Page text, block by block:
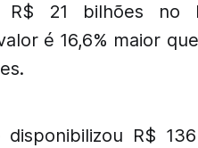
R$ 21 bilhões no
é 16,6% maior
R$